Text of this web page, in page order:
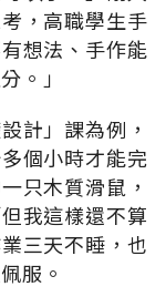
，高職學生手
想法、手作能
。」
計」課為例，
個小時才能完
只木質滑鼠，
我這樣還不算
三天不睡，也
服。